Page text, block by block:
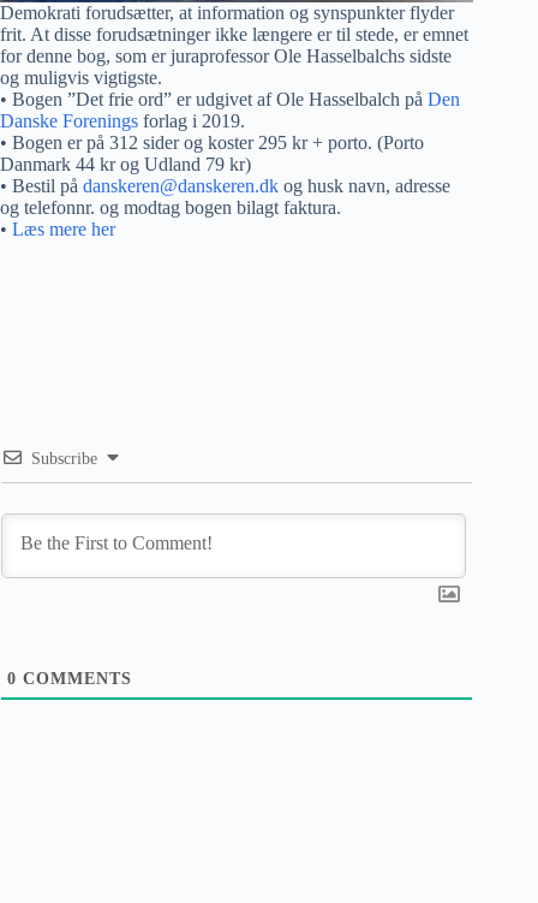
Demokrati forudsætter, at information og synspunkter flyder
frit. At disse forudsætninger ikke længere er til stede, er emnet
for denne bog, som er juraprofessor Ole Hasselbalchs sidste
og muligvis vigtigste.
• Bogen ”Det frie ord” er udgivet af Ole Hasselbalch på Den
Danske Forenings forlag i 2019.
• Bogen er på 312 sider og koster 295 kr + porto. (Porto
Danmark 44 kr og Udland 79 kr)
• Bestil på danskeren@danskeren.dk og husk navn, adresse
og telefonnr. og modtag bogen bilagt faktura.
• Læs mere her
Subscribe
0 COMMENTS